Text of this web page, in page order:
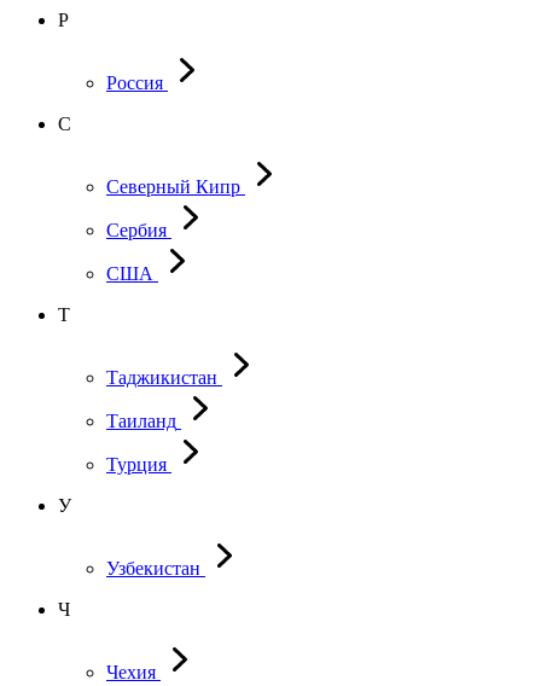
Р
Россия
С
Северный Кипр
Сербия
США
Т
Таджикистан
Таиланд
Турция
У
Узбекистан
Ч
Чехия